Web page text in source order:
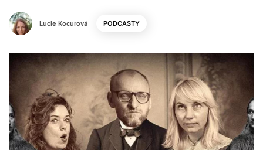
Lucie Kocurová PODCASTY